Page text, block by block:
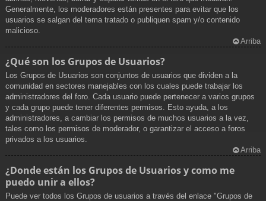
Generalmente, los moderadores están presentes para evitar que los
usuarios se salgan del tema tratado o publiquen spam y/o contenido
malicioso.
Arriba
¿Qué son los Grupos de Usuarios?
Los Grupos de Usuarios son conjuntos de usuarios que dividen a la
comunidad en sectores manejables con los cuales puede trabajar los
administradores del foro. Cada usuario puede pertenecer a varios grupos
y cada grupo puede tener diferentes permisos. Esto ayuda, a los
administradores, a cambiar los permisos de muchos usuarios a la vez,
tales como los permisos de moderador, o garantizar el acceso a foros
privados a los usuarios.
Arriba
¿Donde están los Grupos de Usuarios y como me
puedo unir a ellos?
Puede ver todos los Grupos de usuarios a través del enlace "Grupos de